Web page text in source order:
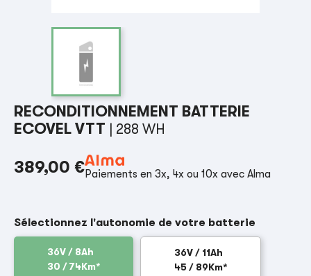
RECONDITIONNEMENT BATTERIE
ECOVEL VTT
| 288 WH
389,00 €Paiements en 3x, 4x ou 10x avec Alma
Sélectionnez l'autonomie de votre batterie
36V / 8Ah
30 / 74Km*
36V / 11Ah
45 / 89Km*